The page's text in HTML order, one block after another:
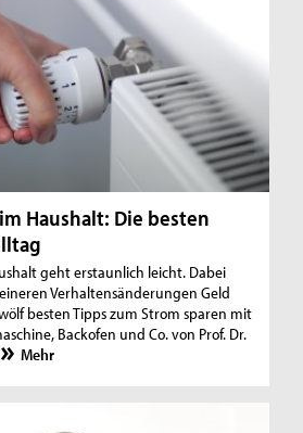
Haushalt: Die besten
geht erstaunlich leicht. Dabei
Verhaltensänderungen Geld
besten Tipps zum Strom sparen mit
Backofen und Co. von Prof. Dr.
Mehr